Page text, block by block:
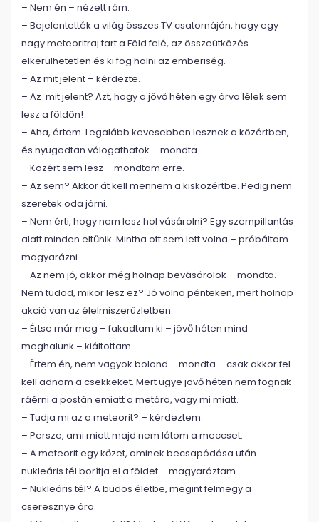
– Nem én – nézett rám.
– Bejelentették a világ összes TV csatornáján, hogy egy
nagy meteoritraj tart a Föld felé, az összeütközés
elkerülhetetlen és ki fog halni az emberiség.
– Az mit jelent – kérdezte.
– Az mit jelent? Azt, hogy a jövő héten egy árva lélek sem
lesz a földön!
– Aha, értem. Legalább kevesebben lesznek a közértben,
és nyugodtan válogathatok – mondta.
– Közért sem lesz – mondtam erre.
– Az sem? Akkor át kell mennem a kisközértbe. Pedig nem
szeretek oda járni.
– Nem érti, hogy nem lesz hol vásárolni? Egy szempillantás
alatt minden eltűnik. Mintha ott sem lett volna – próbáltam
magyarázni.
– Az nem jó, akkor még holnap bevásárolok – mondta.
Nem tudod, mikor lesz ez? Jó volna pénteken, mert holnap
akció van az élelmiszerüzletben.
– Értse már meg – fakadtam ki – jövő héten mind
meghalunk – kiáltottam.
– Értem én, nem vagyok bolond – mondta – csak akkor fel
kell adnom a csekkeket. Mert ugye jövő héten nem fognak
ráérni a postán emiatt a metóra, vagy mi miatt.
– Tudja mi az a meteorit? – kérdeztem.
– Persze, ami miatt majd nem látom a meccset.
– A meteorit egy kőzet, aminek becsapódása után
nukleáris tél borítja el a földet – magyaráztam.
– Nukleáris tél? A büdös életbe, megint felmegy a
cseresznye ára.